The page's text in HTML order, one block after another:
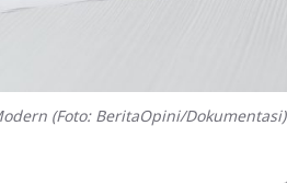
(Foto: BeritaOpini/Dokumentasi)